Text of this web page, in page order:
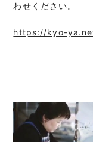
わせください。
https://kyo-